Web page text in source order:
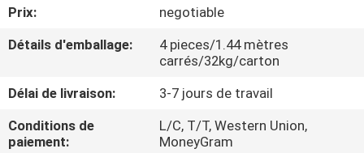
VISITE
DE
CONTRÔLE
Prix:
negotiable
Détails d'emballage:
4 pieces/1.44 mètres
carrés/32kg/carton
Délai de livraison:
3-7 jours de travail
Conditions de
paiement:
L/C, T/T, Western Union,
MoneyGram